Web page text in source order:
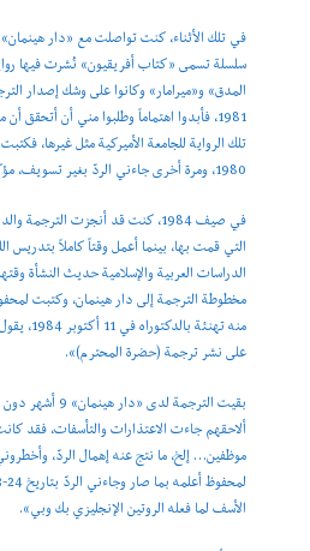
سلسلة تسمى «كتاب أفريقيون» نُشرت فيها
المدق» و«ميرامار» وكانوا على وشك إصدار
1981، فأبدوا اهتماماً وطلبوا مني أن
تلك الرواية للجامعة الأميركية مثل غيرها،
1980، ومرة أخرى جاءني الردّ بغير تسويف، مؤكداً أن الحقوق ما زالت بيده.
في صيف 1984، كنت قد أنجزت
التي قمت بها، بينما أعمل وقتاً كاملاً بتدريس
الدراسات العربية والإسلامية حديث النشأة
مخطوطة الترجمة إلى دار هينمان، وكتبت
منه تهنئة
على نشر ترجمة (حضرة المحترم)».
بقيت الترجمة
ألاحقهم جاءت الاعتذارات والتأسفات، فقد
موظفين… إلخ، ما نتج عنه إهمال الردّ،
الأسف لما فعله الروتين الإنجليزي بك وبي».